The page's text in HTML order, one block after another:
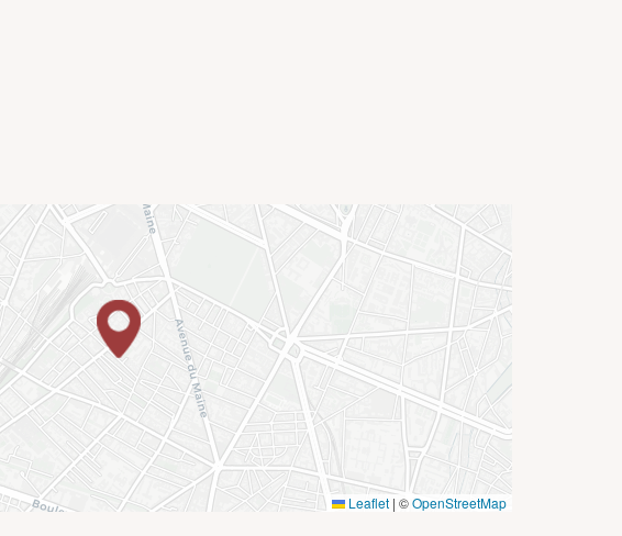
Leaflet | ©OpenStreetMap